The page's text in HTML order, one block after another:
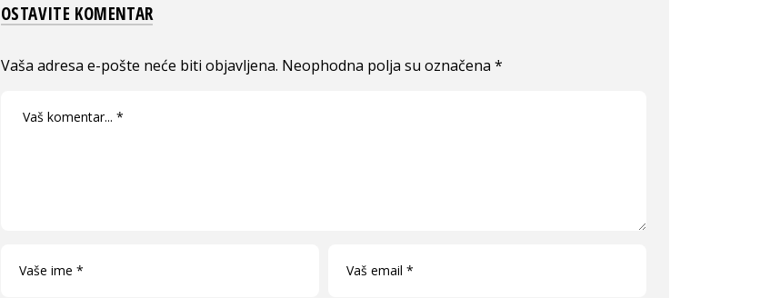
OSTAVITE KOMENTAR
Vaša adresa e-pošte neće biti objavljena. Neophodna polja su označena *